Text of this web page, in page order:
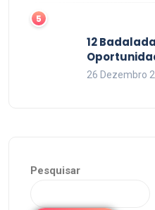
12
26 Dezembro
Pesquisar